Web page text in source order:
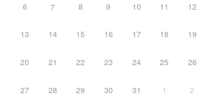
6 7 8 9 10 11 12
13 14 15 16 17 18 19
20 21 22 23 24 25 26
27 28 29 30 31 1 2